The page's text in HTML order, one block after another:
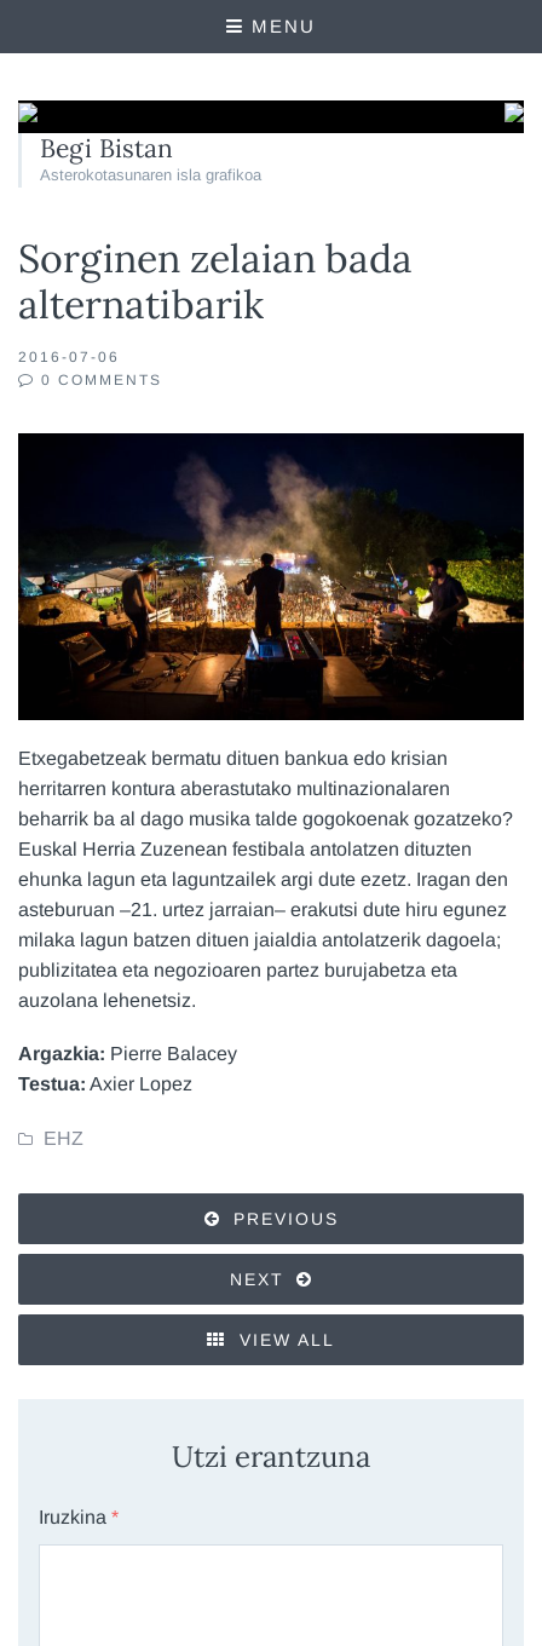
MENU
Begi Bistan
Asterokotasunaren isla grafikoa
Sorginen zelaian bada
alternatibarik
2016-07-06
0 COMMENTS
Etxegabetzeak bermatu dituen bankua edo krisian
herritarren kontura aberastutako multinazionalaren
beharrik ba al dago musika talde gogokoenak gozatzeko?
Euskal Herria Zuzenean festibala antolatzen dituzten
ehunka lagun eta laguntzailek argi dute ezetz. Iragan den
asteburuan –21. urtez jarraian– erakutsi dute hiru egunez
milaka lagun batzen dituen jaialdia antolatzerik dagoela;
publizitatea eta negozioaren partez burujabetza eta
auzolana lehenetsiz.
Argazkia: Pierre Balacey
Testua: Axier Lopez
EHZ
PREVIOUS
NEXT
VIEW ALL
Utzi erantzuna
Iruzkina *